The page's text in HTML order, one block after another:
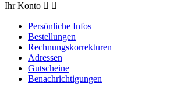
Ihr Konto  
Persönliche Infos
Bestellungen
Rechnungskorrekturen
Adressen
Gutscheine
Benachrichtigungen